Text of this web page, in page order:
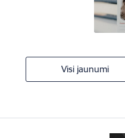
Visi jaunumi